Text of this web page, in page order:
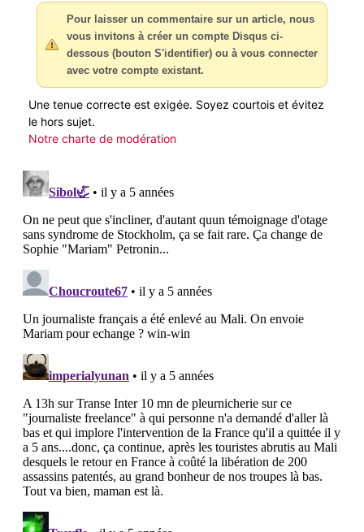
Pour laisser un commentaire sur un article, nous
vous invitons à créer un compte Disqus ci-
dessous (bouton S'identifier) ou à vous connecter
avec votre compte existant.
Une tenue correcte est exigée. Soyez courtois et évitez
le hors sujet.
Notre charte de modération